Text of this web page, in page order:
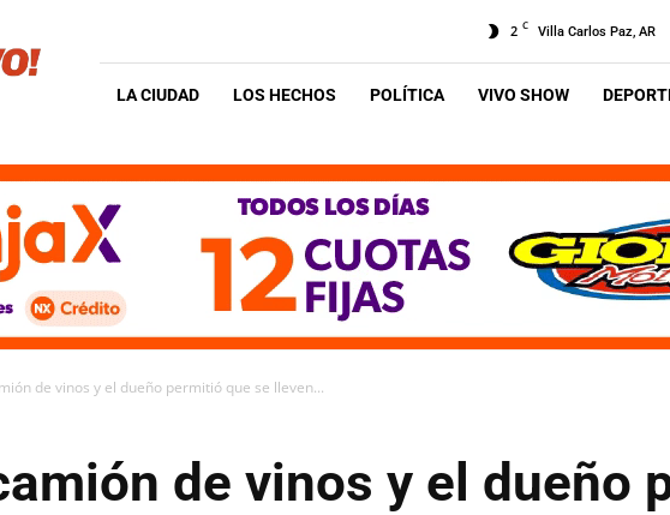
2 C Villa Carlos Paz, AR
LA CIUDAD LOS HECHOS POLÍTICA VIVO SHOW
de vinos y el dueño permitió que se lleven...
de vinos y el dueño